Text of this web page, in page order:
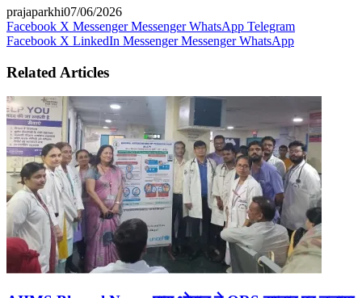
prajaparkhi07/06/2026
Facebook X Messenger Messenger WhatsApp Telegram
Facebook X LinkedIn Messenger Messenger WhatsApp
Related Articles